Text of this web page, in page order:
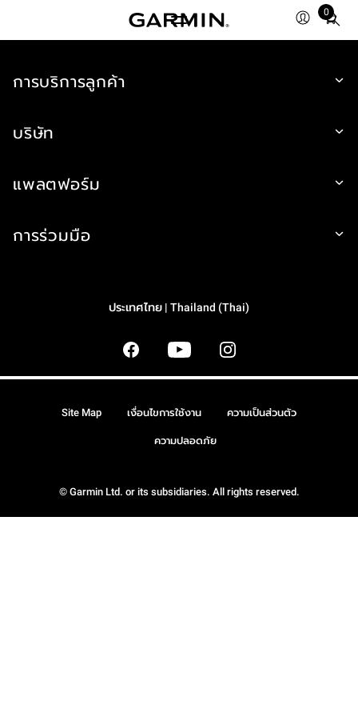
0
Total
items
cart:
การบริการลูกค้า
บริษัท
แพลตฟอร์ม
การร่วมมือ
ประเทศไทย | Thailand (Thai)
© Garmin Ltd. or its subsidiaries. All rights reserved.
Site Map เงื่อนไขการใช้งาน ความเป็นส่วนตัว
ความปลอดภัย